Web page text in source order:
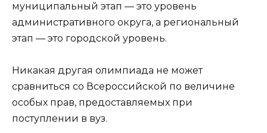
муниципальный этап — это уровень
административного округа, а региональный
этап — это городской уровень.
Никакая другая олимпиада не может
сравниться со Всероссийской по величине
особых прав, предоставляемых при
поступлении в вуз.